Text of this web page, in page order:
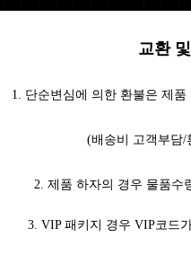
교환
1. 단순변심에 의한 환불은 제
(배송비 고객부담/
2. 제품 하자의 경우 물품수
3. VIP 패키지 경우 VIP코드